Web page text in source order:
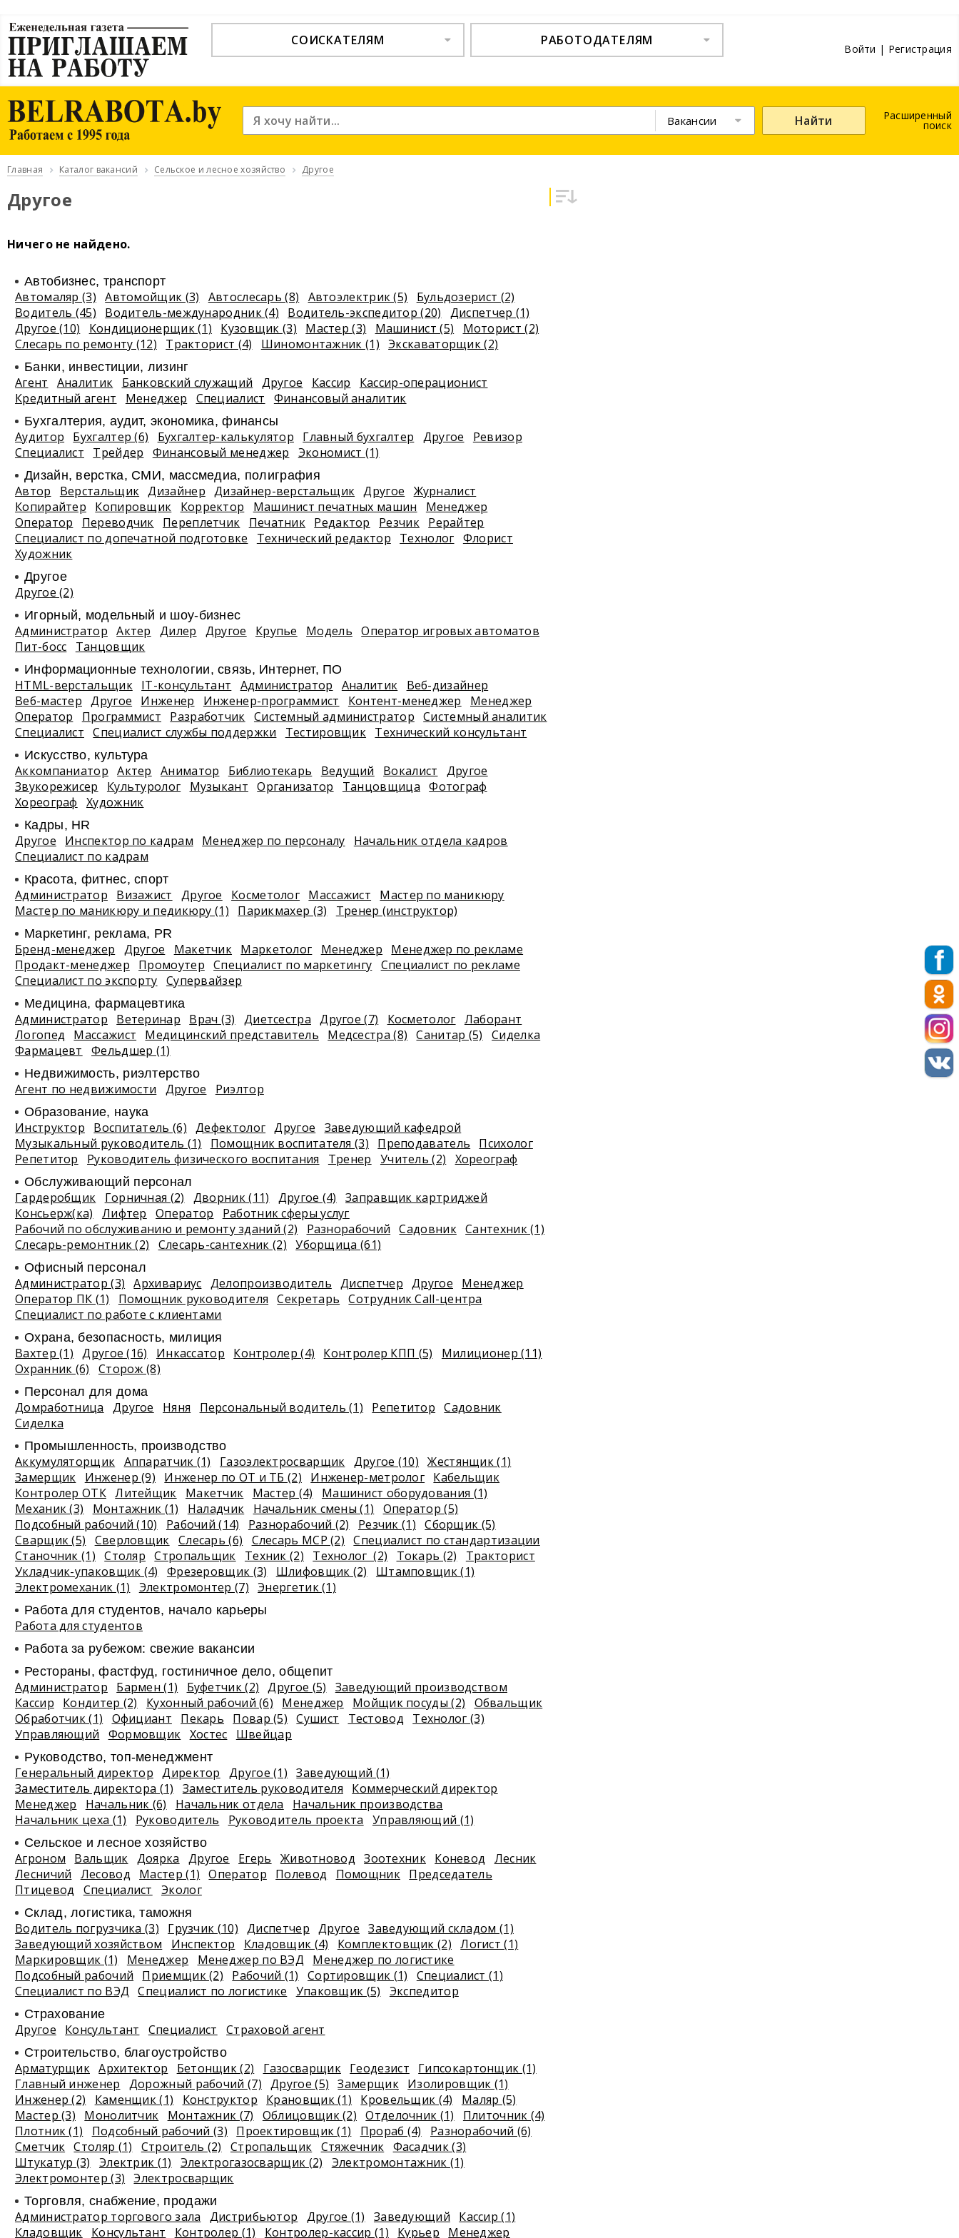
СОИСКАТЕЛЯМ РАБОТОДАТЕЛЯМ
Войти | Регистрация
Вакансии Найти Расширенный
поиск
Главная Каталог вакансий Сельское и лесное хозяйство Другое
Другое
Ничего не найдено.
Автобизнес, транспорт
Автомаляр (3) Автомойщик (3) Автослесарь (8) Автоэлектрик (5)
Бульдозерист (2)
Водитель (45)
Водитель-международник (4) Водитель-экспедитор (20)
Диспетчер (1)
Другое (10)
Кондиционерщик (1) Кузовщик (3) Мастер (3) Машинист (5)
Моторист (2)
Слесарь по ремонту (12)
Тракторист (4) Шиномонтажник (1) Экскаваторщик (2)
Банки, инвестиции, лизинг
Агент Аналитик Банковский служащий Другое Кассир
Кассир-операционист
Кредитный агент
Менеджер Специалист Финансовый аналитик
Бухгалтерия, аудит, экономика, финансы
Аудитор Бухгалтер (6) Бухгалтер-калькулятор Главный бухгалтер Другое
Ревизор
Специалист
Трейдер Финансовый менеджер Экономист (1)
Дизайн, верстка, СМИ, массмедиа, полиграфия
Автор Верстальщик Дизайнер Дизайнер-верстальщик Другое
Журналист
Копирайтер
Копировщик Корректор Машинист печатных машин
Менеджер
Оператор
Переводчик Переплетчик Печатник Редактор Резчик Рерайтер
Специалист по допечатной подготовке
Технический редактор Технолог Флорист
Художник
Другое
Другое (2)
Игорный, модельный и шоу-бизнес
Администратор Актер Дилер Другое Крупье Модель
Оператор игровых автоматов
Пит-босс
Танцовщик
Информационные технологии, связь, Интернет, ПО
HTML-верстальщик IT-консультант Администратор Аналитик
Веб-дизайнер
Веб-мастер
Другое Инженер Инженер-программист Контент-менеджер
Менеджер
Оператор
Программист Разработчик Системный администратор Системный аналитик
Специалист
Специалист службы поддержки Тестировщик Технический консультант
Искусство, культура
Аккомпаниатор Актер Аниматор Библиотекарь Ведущий Вокалист
Другое
Звукорежисер
Культуролог Музыкант Организатор Танцовщица
Фотограф
Хореограф
Художник
Кадры, HR
Другое Инспектор по кадрам Менеджер по персоналу
Начальник отдела кадров
Специалист по кадрам
Красота, фитнес, спорт
Администратор Визажист Другое Косметолог Массажист
Мастер по маникюру
Мастер по маникюру и педикюру (1)
Парикмахер (3) Тренер (инструктор)
Маркетинг, реклама, PR
Бренд-менеджер Другое Макетчик Маркетолог Менеджер
Менеджер по рекламе
Продакт-менеджер
Промоутер Специалист по маркетингу Специалист по рекламе
Специалист по экспорту Супервайзер
Медицина, фармацевтика
Администратор Ветеринар Врач (3) Диетсестра Другое (7) Косметолог Лаборант
Логопед
Массажист Медицинский представитель Медсестра (8) Санитар (5)
Сиделка
Фармацевт
Фельдшер (1)
Недвижимость, риэлтeрство
Агент по недвижимости Другое Риэлтор
Образование, наука
Инструктор Воспитатель (6) Дефектолог Другое
Заведующий кафедрой
Музыкальный руководитель (1)
Помощник воспитателя (3) Преподаватель
Психолог
Репетитор
Руководитель физического воспитания Тренер Учитель (2) Хореограф
Обслуживающий персонал
Гардеробщик Горничная (2) Дворник (11) Другое (4)
Заправщик картриджей
Консьерж(ка)
Лифтер Оператор
Работник сферы услуг
Рабочий по обслуживанию и ремонту зданий (2)
Разнорабочий Садовник Сантехник (1)
Слесарь-ремонтник (2)
Слесарь-сантехник (2) Уборщица (61)
Офисный персонал
Администратор (3) Архивариус Делопроизводитель Диспетчер Другое
Менеджер
Оператор ПК (1)
Помощник руководителя Секретарь
Сотрудник Call-центра
Специалист по работе с клиентами
Охрана, безопасность, милиция
Вахтер (1) Другое (16) Инкассатор Контролер (4) Контролер КПП (5)
Милиционер (11)
Охранник (6)
Сторож (8)
Персонал для дома
Домработница Другое Няня Персональный водитель (1) Репетитор
Садовник
Сиделка
Промышленность, производство
Аккумуляторщик Аппаратчик (1) Газоэлектросварщик Другое (10)
Жестянщик (1)
Замерщик
Инженер (9) Инженер по ОТ и ТБ (2) Инженер-метролог Кабельщик
Контролер ОТК Литейщик Макетчик Мастер (4)
Машинист оборудования (1)
Механик (3)
Монтажник (1) Наладчик Начальник смены (1)
Оператор (5)
Подсобный рабочий (10)
Рабочий (14) Разнорабочий (2) Резчик (1)
Сборщик (5)
Сварщик (5)
Сверловщик Слесарь (6) Слесарь МСР (2)
Специалист по стандартизации
Станочник (1)
Столяр Стропальщик Техник (2) Технолог (2) Токарь (2)
Тракторист
Укладчик-упаковщик (4)
Фрезеровщик (3) Шлифовщик (2)
Штамповщик (1)
Электромеханик (1)
Электромонтер (7) Энергетик (1)
Работа для студентов, начало карьеры
Работа для студентов
Работа за рубежом: свежие вакансии
Рестораны, фастфуд, гостиничное дело, общепит
Администратор Бармен (1) Буфетчик (2) Другое (5)
Заведующий производством
Кассир
Кондитер (2) Кухонный рабочий (6) Менеджер Мойщик посуды (2)
Обвальщик
Обработчик (1)
Официант Пекарь Повар (5) Сушист Тестовод
Технолог (3)
Управляющий
Формовщик Хостес Швейцар
Руководство, топ-менеджмент
Генеральный директор Директор Другое (1)
Заведующий (1)
Заместитель директора (1)
Заместитель руководителя
Коммерческий директор
Менеджер
Начальник (6) Начальник отдела
Начальник производства
Начальник цеха (1)
Руководитель Руководитель проекта Управляющий (1)
Сельское и лесное хозяйство
Агроном Вальщик Доярка Другое Егерь Животновод Зоотехник Коневод
Лесник
Лесничий
Лесовод Мастер (1) Оператор Полевод Помощник Председатель
Птицевод
Специалист Эколог
Склад, логистика, таможня
Водитель погрузчика (3) Грузчик (10) Диспетчер Другое
Заведующий складом (1)
Заведующий хозяйством
Инспектор Кладовщик (4) Комплектовщик (2)
Логист (1)
Маркировщик (1)
Менеджер Менеджер по ВЭД
Менеджер по логистике
Подсобный рабочий
Приемщик (2) Рабочий (1) Сортировщик (1)
Специалист (1)
Специалист по ВЭД
Специалист по логистике Упаковщик (5) Экспедитор
Страхование
Другое Консультант Специалист Страховой агент
Строительство, благоустройство
Арматурщик Архитектор Бетонщик (2) Газосварщик Геодезист
Гипсокартонщик (1)
Главный инженер
Дорожный рабочий (7) Другое (5) Замерщик Изолировщик (1)
Инженер (2)
Каменщик (1) Конструктор Крановщик (1) Кровельщик (4)
Маляр (5)
Мастер (3)
Монолитчик Монтажник (7) Облицовщик (2) Отделочник (1)
Плиточник (4)
Плотник (1)
Подсобный рабочий (3) Проектировщик (1) Прораб (4)
Разнорабочий (6)
Сметчик Столяр (1) Строитель (2) Стропальщик Стяжечник Фасадчик (3)
Штукатур (3)
Электрик (1) Электрогазосварщик (2)
Электромонтажник (1)
Электромонтер (3)
Электросварщик
Торговля, снабжение, продажи
Администратор торгового зала Дистрибьютор Другое (1) Заведующий
Кассир (1)
Кладовщик
Консультант Контролер (1) Контролер-кассир (1) Курьер
Менеджер